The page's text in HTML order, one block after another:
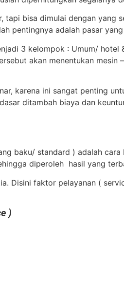
tapi bisa dimulai dengan yang
pentingnya adalah pasar
3 kelompok : Umum/ hotel
akan menentukan mesin
karena ini sangat penting
ditambah biaya dan
baku/ standard ) adalah
diperoleh hasil yang
Disini faktor pelayanan (
)